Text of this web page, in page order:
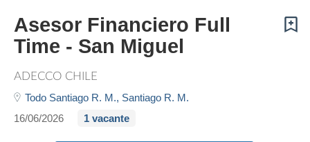
Asesor Financiero Full
Time - San Miguel
ADECCO CHILE
Todo Santiago R. M., Santiago R. M.
16/06/2026
1 vacante